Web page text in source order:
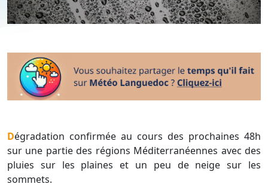
Dégradation confirmée au cours des prochaines 48h
sur une partie des régions Méditerranéennes avec des
pluies sur les plaines et un peu de neige sur les
sommets.